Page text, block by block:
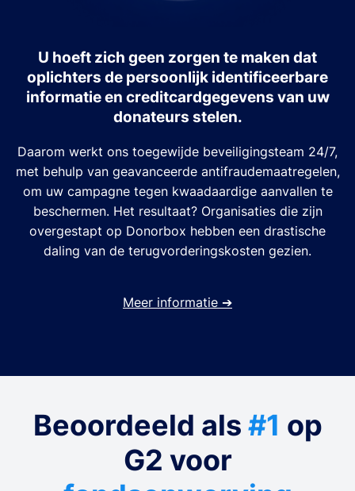
U hoeft zich geen zorgen te maken dat
oplichters de persoonlijk identificeerbare
informatie en creditcardgegevens van uw
donateurs stelen.
Daarom werkt ons toegewijde beveiligingsteam 24/7,
met behulp van geavanceerde antifraudemaatregelen,
om uw campagne tegen kwaadaardige aanvallen te
beschermen. Het resultaat? Organisaties die zijn
overgestapt op Donorbox hebben een drastische
daling van de terugvorderingskosten gezien.
Meer informatie ➔
Beoordeeld als #1 op
G2 voor